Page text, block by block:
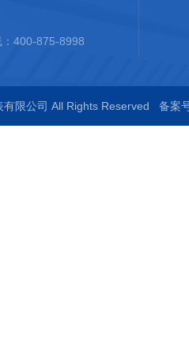
400-875-8998
限公司 All Rights Reserved 备案